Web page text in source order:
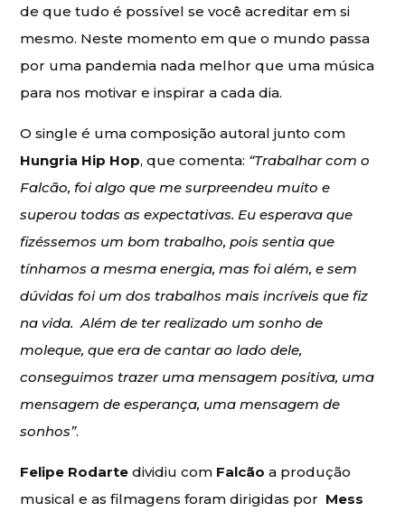
de que tudo é possível se você acreditar em si
mesmo. Neste momento em que o mundo passa
por uma pandemia nada melhor que uma música
para nos motivar e inspirar a cada dia.
O single é uma composição autoral junto com
Hungria Hip Hop, que comenta: “Trabalhar com o
Falcão, foi algo que me surpreendeu muito e
superou todas as expectativas. Eu esperava que
fizéssemos um bom trabalho, pois sentia que
tínhamos a mesma energia, mas foi além, e sem
dúvidas foi um dos trabalhos mais incríveis que fiz
na vida. Além de ter realizado um sonho de
moleque, que era de cantar ao lado dele,
conseguimos trazer uma mensagem positiva, uma
mensagem de esperança, uma mensagem de
sonhos”.
Felipe Rodarte dividiu com Falcão a produção
musical e as filmagens foram dirigidas por Mess